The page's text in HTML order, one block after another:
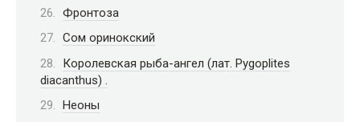
Фронтоза
Сом оринокский
Королевская рыба-ангел (лат. Pygoplites
diacanthus) .
Неоны